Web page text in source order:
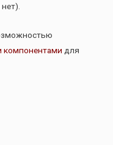
компонентами для